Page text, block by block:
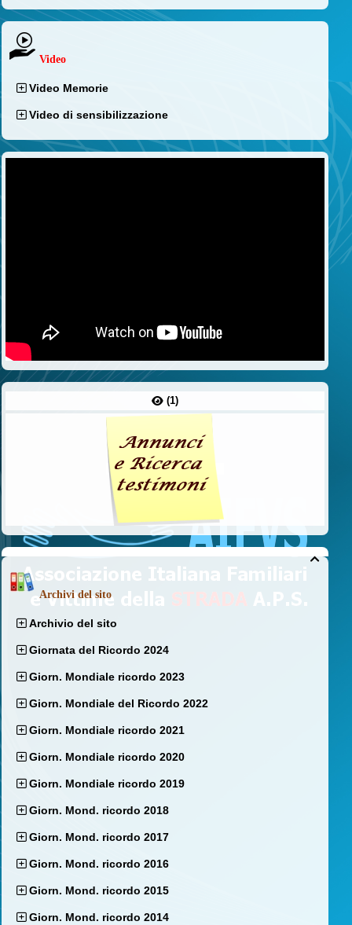
Video
Video Memorie
Video di sensibilizzazione
(1)

Archivi del sito
Archivio del sito
Giornata del Ricordo 2024
Giorn. Mondiale ricordo 2023
Giorn. Mondiale del Ricordo 2022
Giorn. Mondiale ricordo 2021
Giorn. Mondiale ricordo 2020
Giorn. Mondiale ricordo 2019
Giorn. Mond. ricordo 2018
Giorn. Mond. ricordo 2017
Giorn. Mond. ricordo 2016
Giorn. Mond. ricordo 2015
Giorn. Mond. ricordo 2014